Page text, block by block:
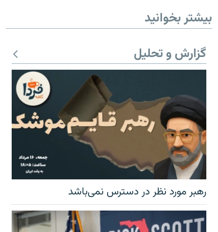
بیشتر بخوانید
گزارش و تحلیل
رهبر مورد نظر در دسترس نمی‌باشد